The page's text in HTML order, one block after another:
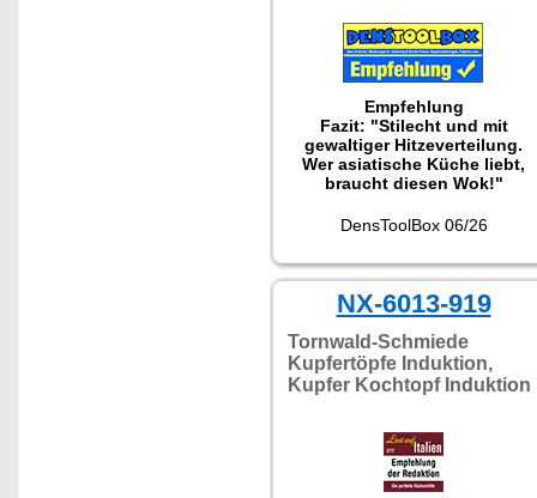
Empfehlung
Fazit: "Stilecht und mit
gewaltiger Hitzeverteilung.
Wer asiatische Küche liebt,
braucht diesen Wok!"
DensToolBox 06/26
NX-6013-919
Tornwald-Schmiede
Kupfertöpfe Induktion,
Kupfer Kochtopf Induktion